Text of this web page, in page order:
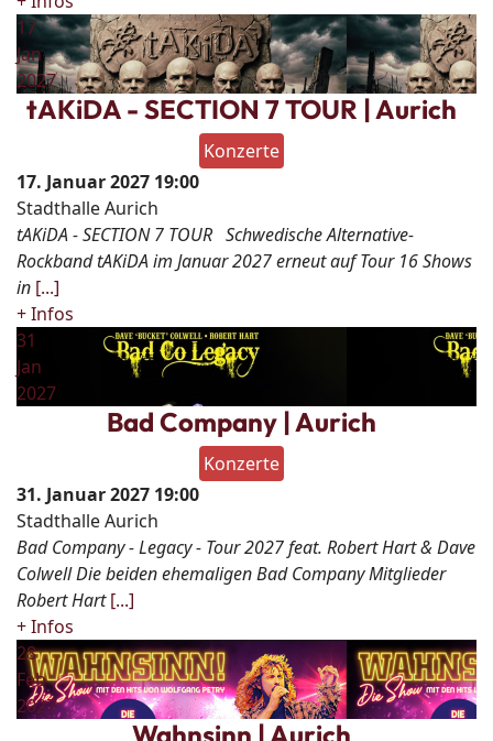
17
Jan
2027
tAKiDA - SECTION 7 TOUR | Aurich
Konzerte
17. Januar 2027 19:00
Stadthalle Aurich
tAKiDA - SECTION 7 TOUR Schwedische Alternative-
Rockband tAKiDA im Januar 2027 erneut auf Tour 16 Shows
in [...]
+ Infos
31
Jan
2027
Bad Company | Aurich
Konzerte
31. Januar 2027 19:00
Stadthalle Aurich
Bad Company - Legacy - Tour 2027 feat. Robert Hart & Dave
Colwell Die beiden ehemaligen Bad Company Mitglieder
Robert Hart [...]
+ Infos
28
Feb
2027
Wahnsinn | Aurich